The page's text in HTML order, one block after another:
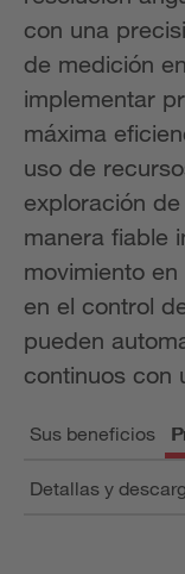
con una
de medición
implementar
máxima
uso de
exploración
manera fiable
movimiento
en el control
pueden
continuos con
Sus beneficios
Detallas y